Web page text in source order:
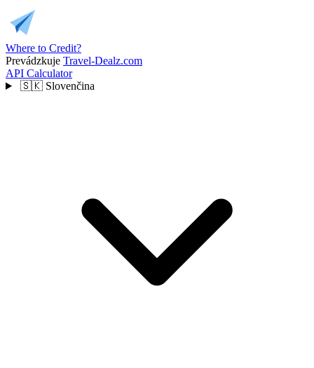
Where to Credit?
Prevádzkuje Travel-Dealz.com
API Calculator
🇸🇰 Slovenčina